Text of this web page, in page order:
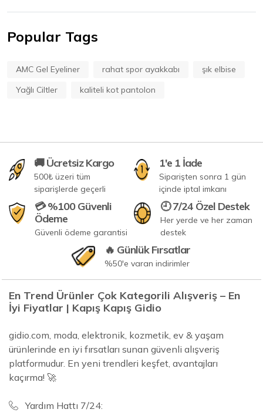
Popular Tags
AMC Gel Eyeliner rahat spor ayakkabı
şık elbise
Yağlı Ciltler
kaliteli kot pantolon
🚚 Ücretsiz Kargo
500₺ üzeri tüm
siparişlerde geçerli
1'e 1 İade
Siparişten sonra 1 gün
içinde iptal imkanı
💳 %100 Güvenli
Ödeme
Güvenli ödeme garantisi
🕘 7/24 Özel Destek
Her yerde ve her zaman
destek
🔥 Günlük Fırsatlar
%50'e varan indirimler
En Trend Ürünler Çok Kategorili Alışveriş – En
İyi Fiyatlar | Kapış Kapış Gidio
gidio.com, moda, elektronik, kozmetik, ev & yaşam
ürünlerinde en iyi fırsatları sunan güvenli alışveriş
platformudur. En yeni trendleri keşfet, avantajları
kaçırma! 🚀
Yardım Hattı 7/24: